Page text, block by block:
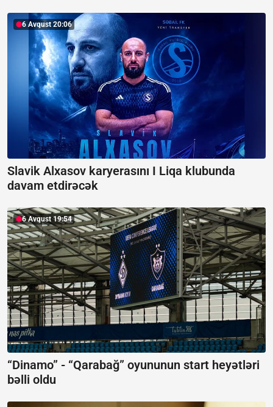
6 Avqust 20:06
Slavik Alxasov karyerasını I Liqa klubunda
davam etdirəcək
6 Avqust 19:54
“Dinamo” - “Qarabağ” oyununun start heyətləri
bəlli oldu